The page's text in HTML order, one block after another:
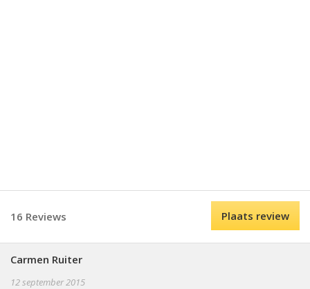
16 Reviews Plaats review
Carmen Ruiter
12 september 2015